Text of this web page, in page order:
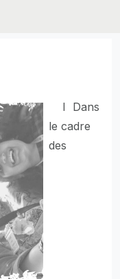
I Dans
le cadre
des